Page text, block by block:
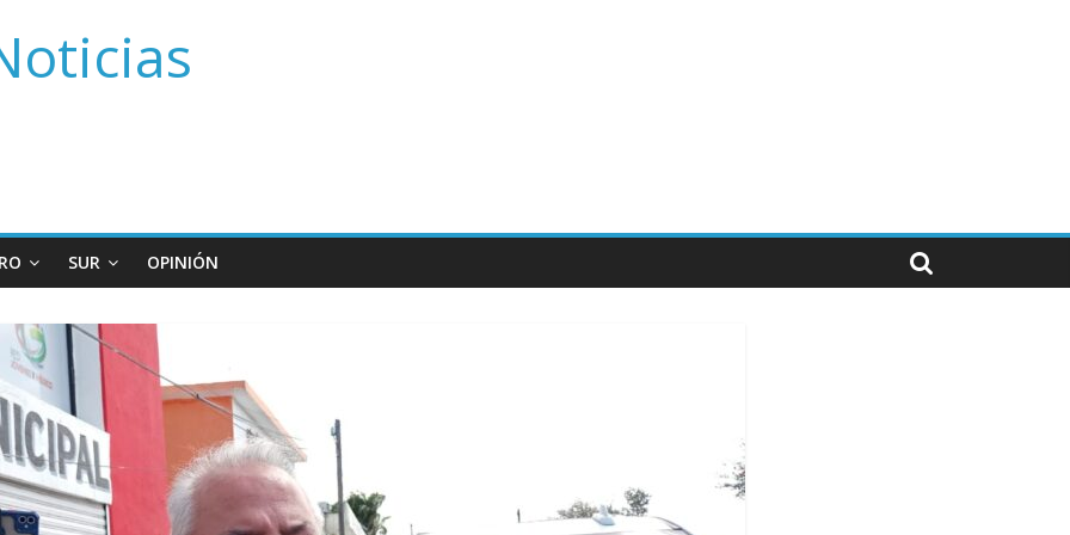
SUR OPINIÓN